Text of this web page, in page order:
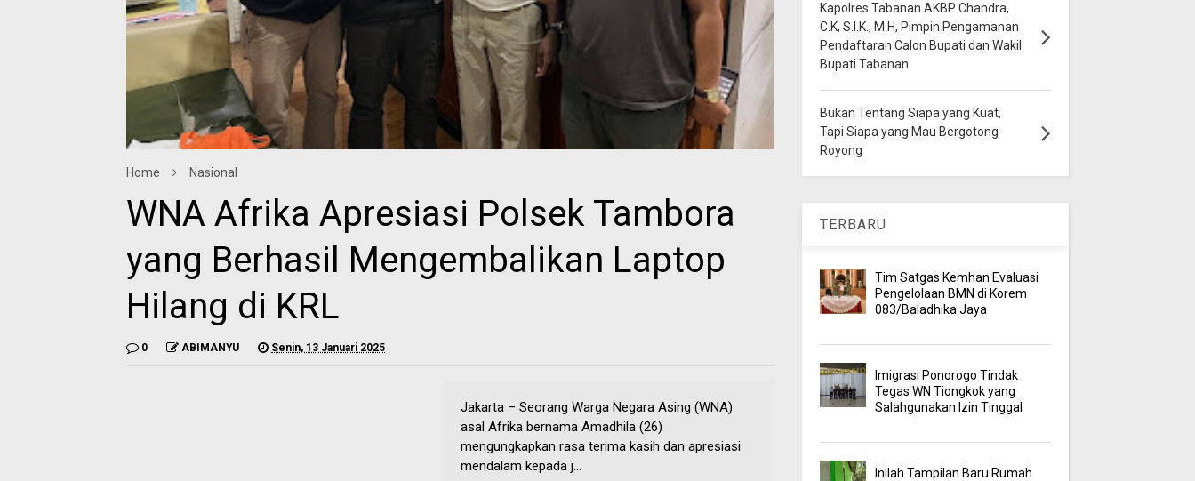
Home Nasional
WNA Afrika Apresiasi Polsek Tambora
yang Berhasil Mengembalikan Laptop
Hilang di KRL
0 ABIMANYU Senin, 13 Januari 2025
Jakarta – Seorang Warga Negara Asing (WNA)
asal Afrika bernama Amadhila (26)
mengungkapkan rasa terima kasih dan apresiasi
mendalam kepada j...
Kapolres Tabanan AKBP Chandra,
C.K, S.I.K., M.H, Pimpin Pengamanan
Pendaftaran Calon Bupati dan Wakil
Bupati Tabanan
Bukan Tentang Siapa yang Kuat,
Tapi Siapa yang Mau Bergotong
Royong
TERBARU
Tim Satgas Kemhan Evaluasi
Pengelolaan BMN di Korem
083/Baladhika Jaya
Imigrasi Ponorogo Tindak
Tegas WN Tiongkok yang
Salahgunakan Izin Tinggal
Inilah Tampilan Baru Rumah